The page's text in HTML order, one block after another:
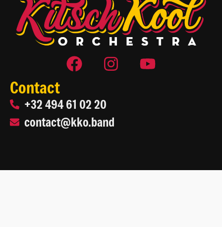
Contact
+32 494 61 02 20
contact@kko.band